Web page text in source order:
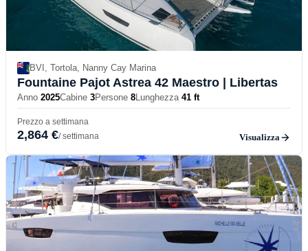
BVI, Tortola, Nanny Cay Marina
Fountaine Pajot Astrea 42 Maestro | Libertas
Anno 2025Cabine 3Persone 8Lunghezza 41 ft
Prezzo a settimana
2,864 €/ settimana Visualizza